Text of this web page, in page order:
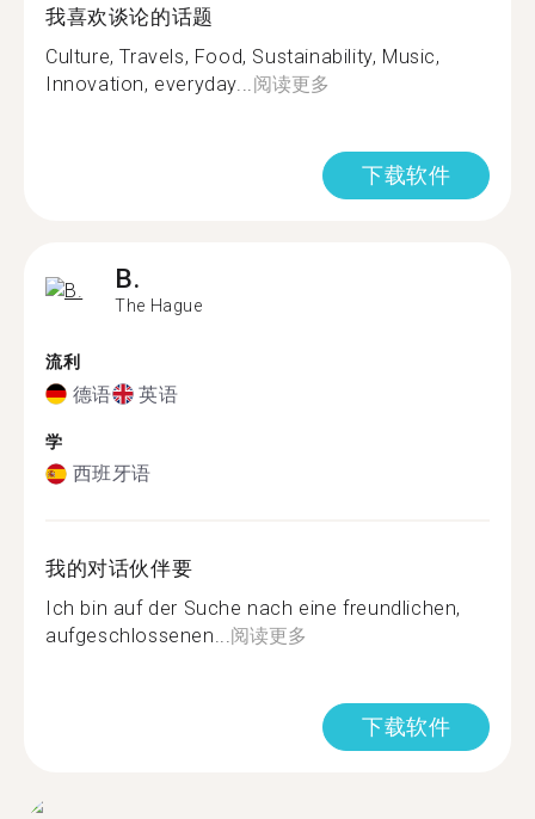
我喜欢谈论的话题
Culture, Travels, Food, Sustainability, Music,
Innovation, everyday...阅读更多
下载软件
B.
The Hague
流利
德语 英语
学
西班牙语
我的对话伙伴要
Ich bin auf der Suche nach eine freundlichen,
aufgeschlossenen...阅读更多
下载软件